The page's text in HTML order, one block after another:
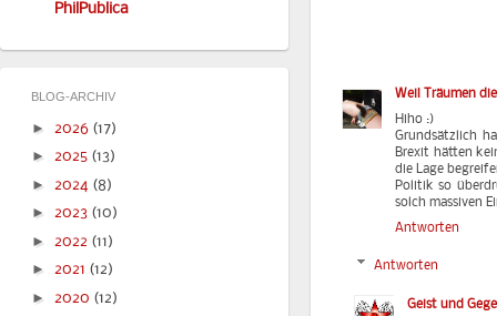
Weil Träumen
Hiho :)
Grundsätzlich
Brexit hätten
die Lage
Politik so
solch massiven
Antworten
Antworten
Geist und
PhilPublica
BLOG-ARCHIV
► 2026 (17)
► 2025 (13)
► 2024 (8)
► 2023 (10)
► 2022 (11)
► 2021 (12)
► 2020 (12)